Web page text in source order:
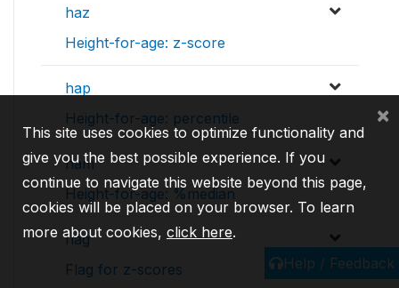
haz
Height-for-age: z-score
hap
Height-for-age: percentile
ham
Height-for-age: %median
flag
Flag for z-scores
Help / Feedback
This site uses cookies to optimize functionality and
give you the best possible experience. If you
continue to navigate this website beyond this page,
cookies will be placed on your browser. To learn
more about cookies, click here.
×